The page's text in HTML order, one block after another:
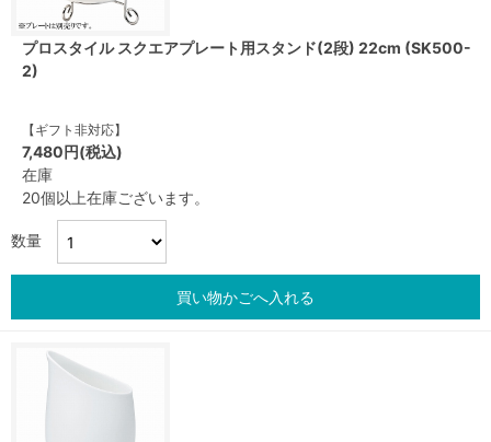
プロスタイル スクエアプレート用スタンド(2段) 22cm (SK500-
2)
【ギフト非対応】
7,480円(税込)
在庫
20個以上在庫ございます。
数量
買い物かごへ入れる